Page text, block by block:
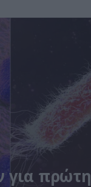
για πρώτη